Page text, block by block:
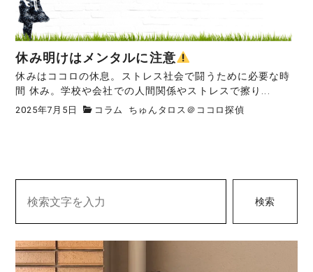
休み明けはメンタルに注意
休みはココロの休息。ストレス社会で闘うために必要な時
間 休み。学校や会社での人間関係やストレスで擦り...
2025年7月5日 コラム ちゅんタロス＠ココロ探偵
検索